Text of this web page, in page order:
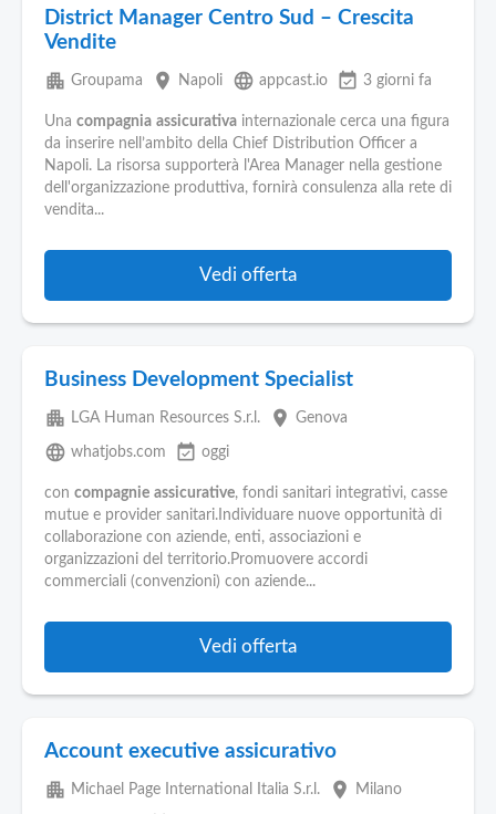
District Manager Centro Sud – Crescita
Vendite
apartment Groupama place Napoli language appcast.io event_available 3 giorni fa
Una compagnia assicurativa internazionale cerca una figura
da inserire nell’ambito della Chief Distribution Officer a
Napoli. La risorsa supporterà l'Area Manager nella gestione
dell'organizzazione produttiva, fornirà consulenza alla rete di
vendita...
Vedi offerta
Business Development Specialist
apartment LGA Human Resources S.r.l. place Genova
language whatjobs.com event_available oggi
con compagnie assicurative, fondi sanitari integrativi, casse
mutue e provider sanitari.Individuare nuove opportunità di
collaborazione con aziende, enti, associazioni e
organizzazioni del territorio.Promuovere accordi
commerciali (convenzioni) con aziende...
Vedi offerta
Account executive assicurativo
apartment Michael Page International Italia S.r.l. place Milano